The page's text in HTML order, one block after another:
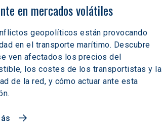
en mercados volátiles
geopolíticos están provocando
en el transporte marítimo. Descubre
ven afectados los precios del
los costes de los transportistas y la
de la red, y cómo actuar ante esta